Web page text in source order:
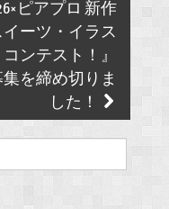
ピアプロ 新作
イーツ・イラス
コンテスト！』
集を締め切りま
した！